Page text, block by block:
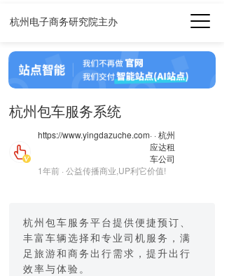
杭州电子商务研究院主办
杭州包车服务系统
https://www.yingdazuche.com· · 杭州
应达租
车公司
1年前 · 公益传播商业,UP利它价值!
杭州包车服务平台提供便捷预订、
丰富车辆选择和专业司机服务，满
足旅游和商务出行需求，提升出行
效率与体验。